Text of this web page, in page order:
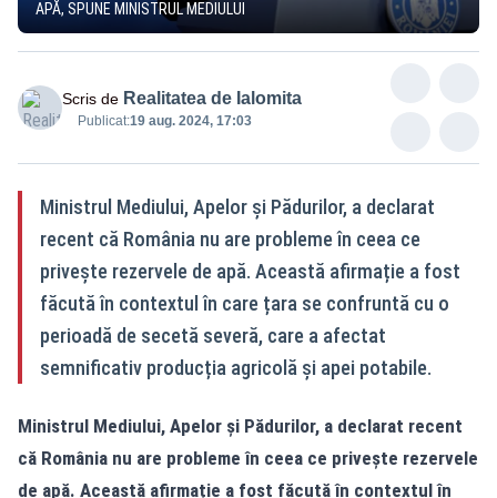
APĂ, SPUNE MINISTRUL MEDIULUI
Scris de Realitatea de Ialomita
Publicat:19 aug. 2024, 17:03
Ministrul Mediului, Apelor și Pădurilor, a declarat
recent că România nu are probleme în ceea ce
privește rezervele de apă. Această afirmație a fost
făcută în contextul în care țara se confruntă cu o
perioadă de secetă severă, care a afectat
semnificativ producția agricolă și apei potabile.
Ministrul Mediului, Apelor și Pădurilor, a declarat recent
că România nu are probleme în ceea ce privește rezervele
de apă. Această afirmație a fost făcută în contextul în